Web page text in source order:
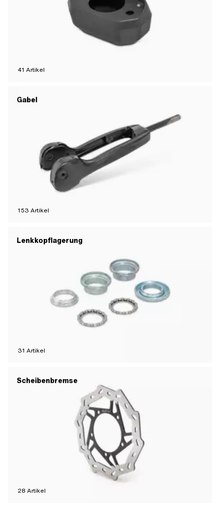
41 Artikel
Gabel
153 Artikel
Lenkkopflagerung
31 Artikel
Scheibenbremse
28 Artikel